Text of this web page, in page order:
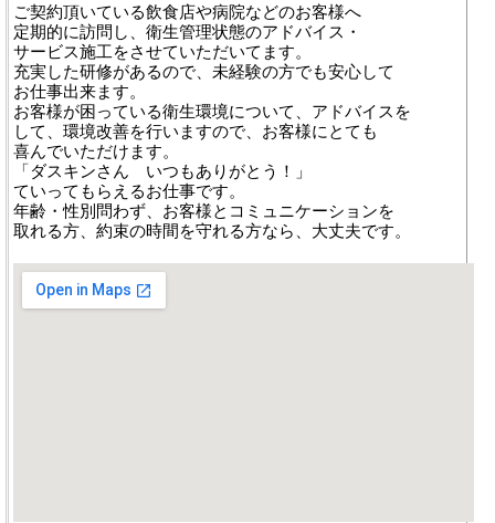
ご契約頂いている飲食店や病院などのお客様へ
定期的に訪問し、衛生管理状態のアドバイス・
サービス施工をさせていただいてます。
充実した研修があるので、未経験の方でも安心して
お仕事出来ます。
お客様が困っている衛生環境について、アドバイスを
して、環境改善を行いますので、お客様にとても
喜んでいただけます。
「ダスキンさん いつもありがとう！」
ていってもらえるお仕事です。
年齢・性別問わず、お客様とコミュニケーションを
取れる方、約束の時間を守れる方なら、大丈夫です。